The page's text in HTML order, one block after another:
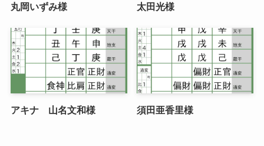
丸岡いずみ様 太田光様
アキナ 山名文和様 須田亜香里様